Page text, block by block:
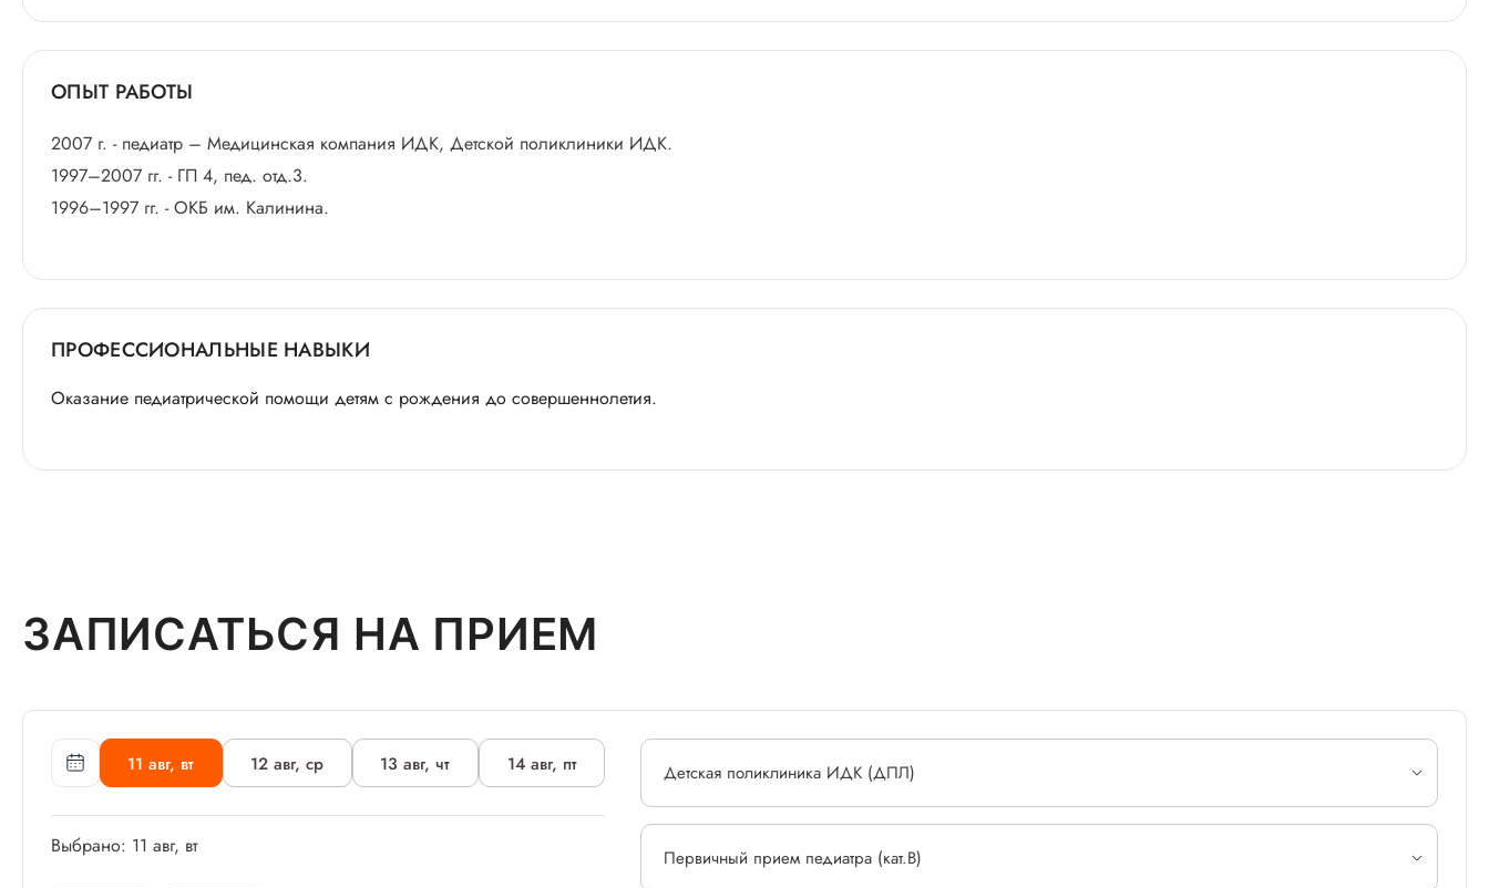
ОПЫТ РАБОТЫ
2007 г. - педиатр – Медицинская компания ИДК, Детской поликлиники ИДК.
1997–2007 гг. - ГП 4, пед. отд.3.
1996–1997 гг. - ОКБ им. Калинина.
ПРОФЕССИОНАЛЬНЫЕ НАВЫКИ
Оказание педиатрической помощи детям с рождения до совершеннолетия.
ЗАПИСАТЬСЯ НА ПРИЕМ
11 авг, вт 12 авг, ср 13 авг, чт 14 авг, пт
Выбрано: 11 авг, вт
Детская поликлиника ИДК (ДПЛ)
Первичный прием педиатра (кат.В)